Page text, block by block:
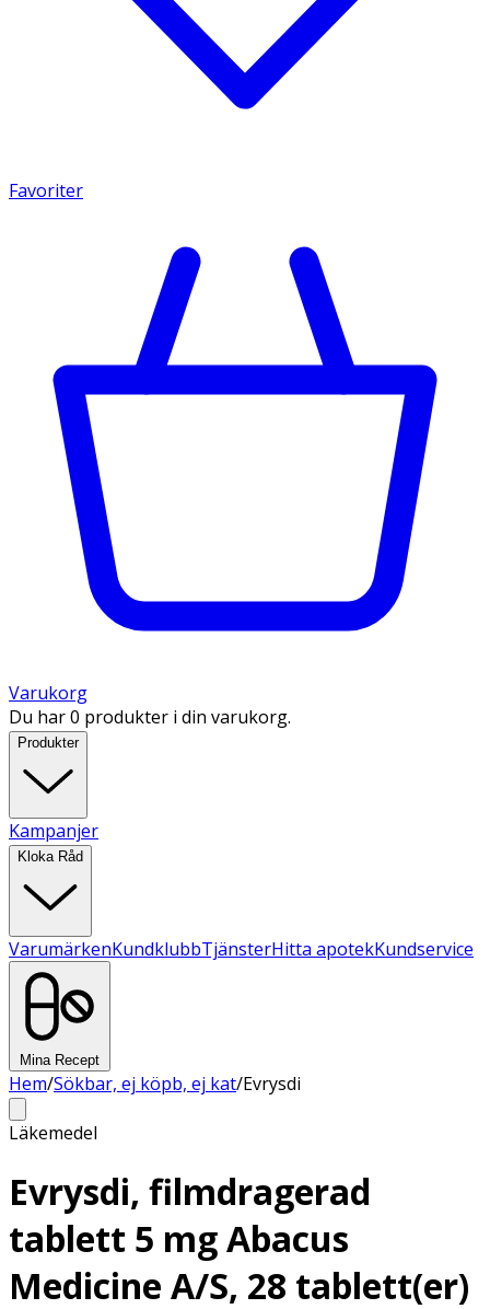
Favoriter
Varukorg
Du har 0 produkter i din varukorg.
Produkter
Kampanjer
Kloka Råd
VarumärkenKundklubbTjänsterHitta apotekKundservice
Mina Recept
Hem/Sökbar, ej köpb, ej kat/Evrysdi
Läkemedel
Evrysdi, filmdragerad
tablett 5 mg Abacus
Medicine A/S, 28 tablett(er)